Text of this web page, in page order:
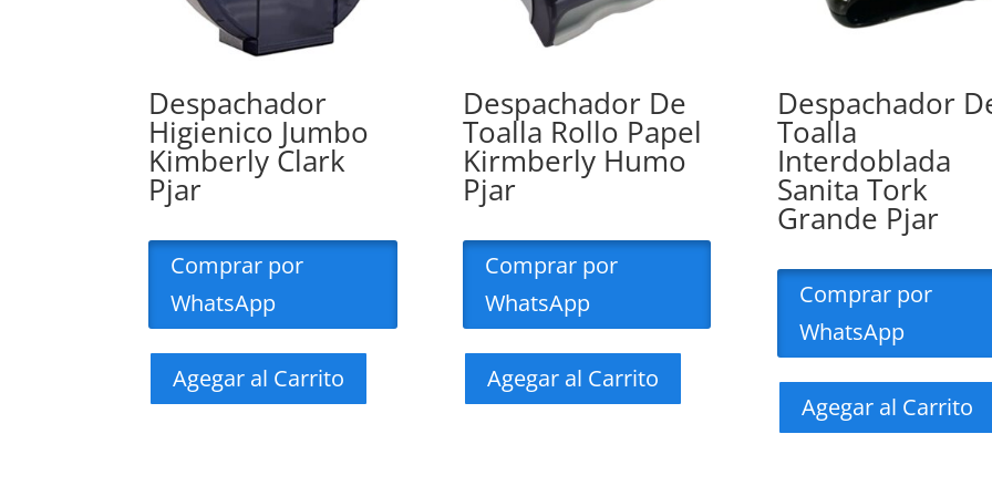
Despachador
Higienico Jumbo
Kimberly Clark
Pjar
Comprar por
WhatsApp
Agegar al Carrito
Despachador De
Toalla Rollo Papel
Kirmberly Humo
Pjar
Comprar por
WhatsApp
Agegar al Carrito
Despachador
Toalla
Interdoblada
Sanita Tork
Grande Pjar
Comprar por
WhatsApp
Agegar al Carrito